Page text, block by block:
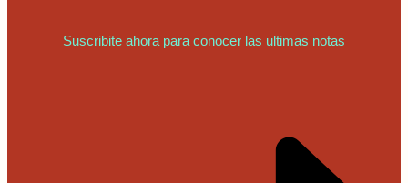
Suscribite ahora para conocer las ultimas notas